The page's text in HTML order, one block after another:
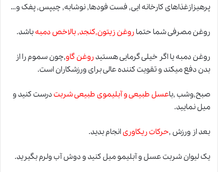
پرهیزازغذاهای کارخانه ایی, فست فودها, نوشابه, چیپس, پفک و…
روغن مصرفی شما حتماروغن زیتون,کنجد, بالاخص دمبهباشد.
روغن دمبه یا اگر خیلی گرمایی هستیدروغن گاو,چون سموم را از
بدن دفع میکندوتقویت کننده عالی برای ورزشکاران است.
صبح,وشب ,باعسل طبیعی و آبلیموی طبیعی شربتدرست کنید و
میل نمایید.
بعد از ورزش ,حرکات ریکاوریانجام بدید.
یک لیوان شربت عسل و آبلیمو میل کنید و دوش آب ولرم بگیرید.